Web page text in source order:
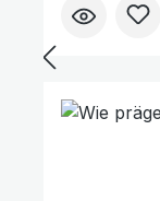
über